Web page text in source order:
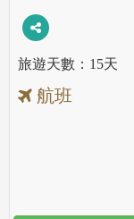
15天
航班